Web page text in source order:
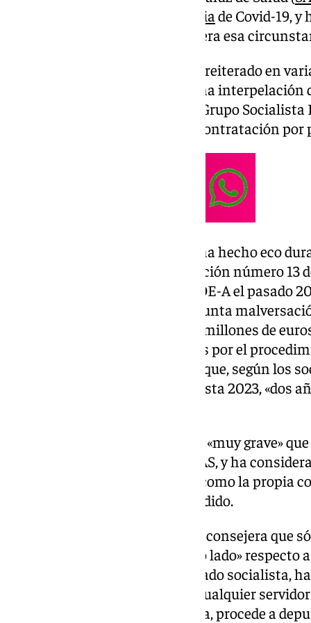
pandemiade Covid-19, y
«rotundamente falso» que se diera esa
La titular andaluza de Salud ha reiterado en
transcurso de su respuesta a una
del Parlamento el diputado del Grupo
política general en materia de contratación por
El parlamentario socialista se ha hecho eco
decisión del Juzgado de Instrucción número
denuncia presentada por el PSOE-A el pasado
la Junta de Andalucía por «presunta
adjudicación de en torno a 300 millones de
emergencia sanitaria realizados por el
para la pandemia de Covid-19 y que, según los
Salud (SAS) siguió utilizando hasta 2023, «dos
Rafael Márquez ha considerado «muy grave»
delito» en la contratación del SAS, y ha
Junta, Juanma Moreno (PP-A), como la propia
explicación clara» sobre lo sucedido.
De igual modo, ha señalado a la consejera que
que pasan por «mirar hacia otro lado» respecto
que, según ha criticado el diputado socialista,
Moreno, o bien el que elegiría «cualquier
cualquier irregularidad conocida, procede a